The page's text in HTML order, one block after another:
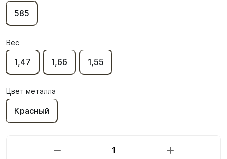
585
Вес
1,47 1,66 1,55
Цвет металла
Красный